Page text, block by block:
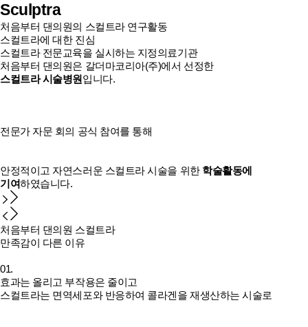
Sculptra
처음부터 댄의원의 스컬트라 연구활동
스컬트라에 대한 진심
스컬트라 전문교육을 실시하는 지정의료기관
처음부터 댄의원은 갈더마코리아(주)에서 선정한
스컬트라 시술병원입니다.
전문가 자문 회의 공식 참여를 통해
안정적이고 자연스러운 스컬트라 시술을 위한 학술활동에
기여하였습니다.
처음부터 댄의원 스컬트라
만족감이 다른 이유
01.
효과는 올리고 부작용은 줄이고
스컬트라는 면역세포와 반응하여 콜라겐을 재생산하는 시술로